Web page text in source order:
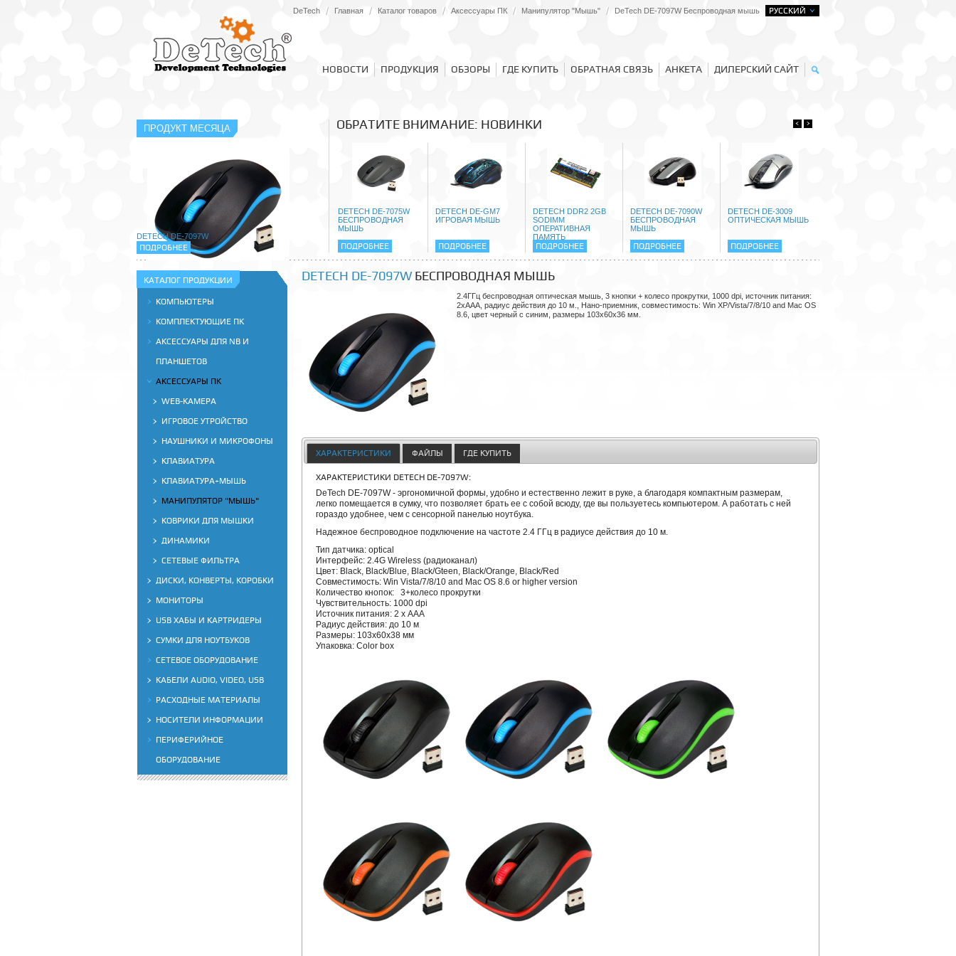
DeTech Главная Каталог товаров Аксессуары ПК Манипулятор "Мышь" DeTech DE-7097W Беспроводная мышь РУССКИЙ
НОВОСТИ ПРОДУКЦИЯ ОБЗОРЫ ГДЕ КУПИТЬ ОБРАТНАЯ СВЯЗЬ АНКЕТА ДИЛЕРСКИЙ САЙТ
ПРОДУКТ МЕСЯЦА
Продукт месяца
DETECH DE-7097W
ПОДРОБНЕЕ
ОБРАТИТЕ ВНИМАНИЕ: НОВИНКИ
DETECH DE-7075W
БЕСПРОВОДНАЯ
МЫШЬ
ПОДРОБНЕЕ
DETECH DE-GM7
ИГРОВАЯ МЫШЬ
ПОДРОБНЕЕ
DETECH DDR2 2GB
SODIMM
ОПЕРАТИВНАЯ
ПАМЯТЬ
ПОДРОБНЕЕ
DETECH DE-7090W
БЕСПРОВОДНАЯ
МЫШЬ
ПОДРОБНЕЕ
DETECH DE-3009
ОПТИЧЕСКАЯ МЫШЬ
ПОДРОБНЕЕ
DETECH DE-7097WБЕСПРОВОДНАЯ МЫШЬ
2.4ГГц беспроводная оптическая мышь, 3 кнопки + колесо прокрутки, 1000 dpi, источник питания:
2хААА, радиус действия до 10 м., Нано-приемник, совместимость: Win XP/Vista/7/8/10 and Mac OS
8.6, цвет черный с синим, размеры 103х60х36 мм.
ХАРАКТЕРИСТИКИ ФАЙЛЫ ГДЕ КУПИТЬ
ХАРАКТЕРИСТИКИ DETECH DE-7097W:
DeTech DE-7097W - эргономичной формы, удобно и естественно лежит в руке, а благодаря компактным размерам,
легко помещается в сумку, что позволяет брать ее с собой всюду, где вы пользуетесь компьютером. А работать с ней
гораздо удобнее, чем с сенсорной панелью ноутбука.
Надежное беспроводное подключение на частоте 2.4 ГГц в радиусе действия до 10 м.
Тип датчика: optical
Интерфейс: 2.4G Wireless (радиоканал)
Цвет: Black, Black/Blue, Black/Gteen, Black/Orange, Black/Red
Совместимость: Win Vista/7/8/10 and Mac OS 8.6 or higher version
Количество кнопок: 3+колесо прокрутки
Чувствительность: 1000 dpi
Источник питания: 2 х ААА
Радиус действия: до 10 м
Размеры: 103х60х38 мм
Упаковка: Color box
КАТАЛОГ ПРОДУКЦИИ
КОМПЬЮТЕРЫ
КОМПЛЕКТУЮЩИЕ ПК
АКСЕССУАРЫ ДЛЯ NB И
ПЛАНШЕТОВ
АКСЕССУАРЫ ПК
WEB-КАМЕРА
ИГРОВОЕ УТРОЙСТВО
НАУШНИКИ И МИКРОФОНЫ
КЛАВИАТУРА
КЛАВИАТУРА+МЫШЬ
МАНИПУЛЯТОР "МЫШЬ"
КОВРИКИ ДЛЯ МЫШКИ
ДИНАМИКИ
СЕТЕВЫЕ ФИЛЬТРА
ДИСКИ, КОНВЕРТЫ, КОРОБКИ
МОНИТОРЫ
USB ХАБЫ И КАРТРИДЕРЫ
СУМКИ ДЛЯ НОУТБУКОВ
СЕТЕВОЕ ОБОРУДОВАНИЕ
КАБЕЛИ AUDIO, VIDEO, USB
РАСХОДНЫЕ МАТЕРИАЛЫ
НОСИТЕЛИ ИНФОРМАЦИИ
ПЕРИФЕРИЙНОЕ
ОБОРУДОВАНИЕ